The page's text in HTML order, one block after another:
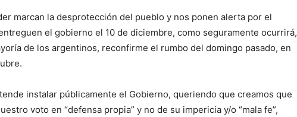
marcan la desprotección del pueblo y nos ponen alerta por el
el gobierno el 10 de diciembre, como seguramente ocurrirá,
de los argentinos, reconfirme el rumbo del domingo pasado, en
instalar públicamente el Gobierno, queriendo que creamos que
voto en “defensa propia” y no de su impericia y/o “mala fe”,